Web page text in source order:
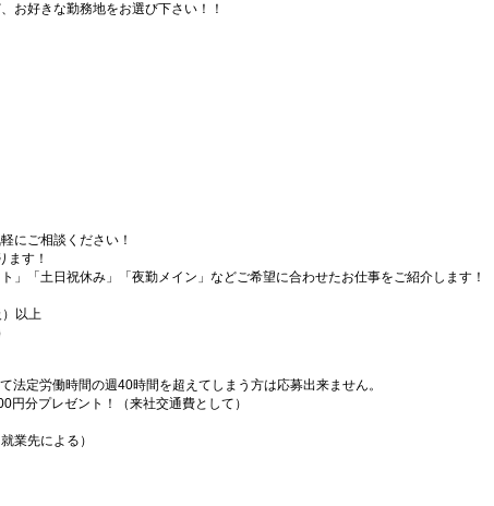
お好きな勤務地をお選び下さい！！
にご相談ください！
ます！
」「土日祝休み」「夜勤メイン」などご希望に合わせたお仕事をご紹介します！
）以上
法定労働時間の週40時間を超えてしまう方は応募出来ません。
分プレゼント！（来社交通費として）
業先による）